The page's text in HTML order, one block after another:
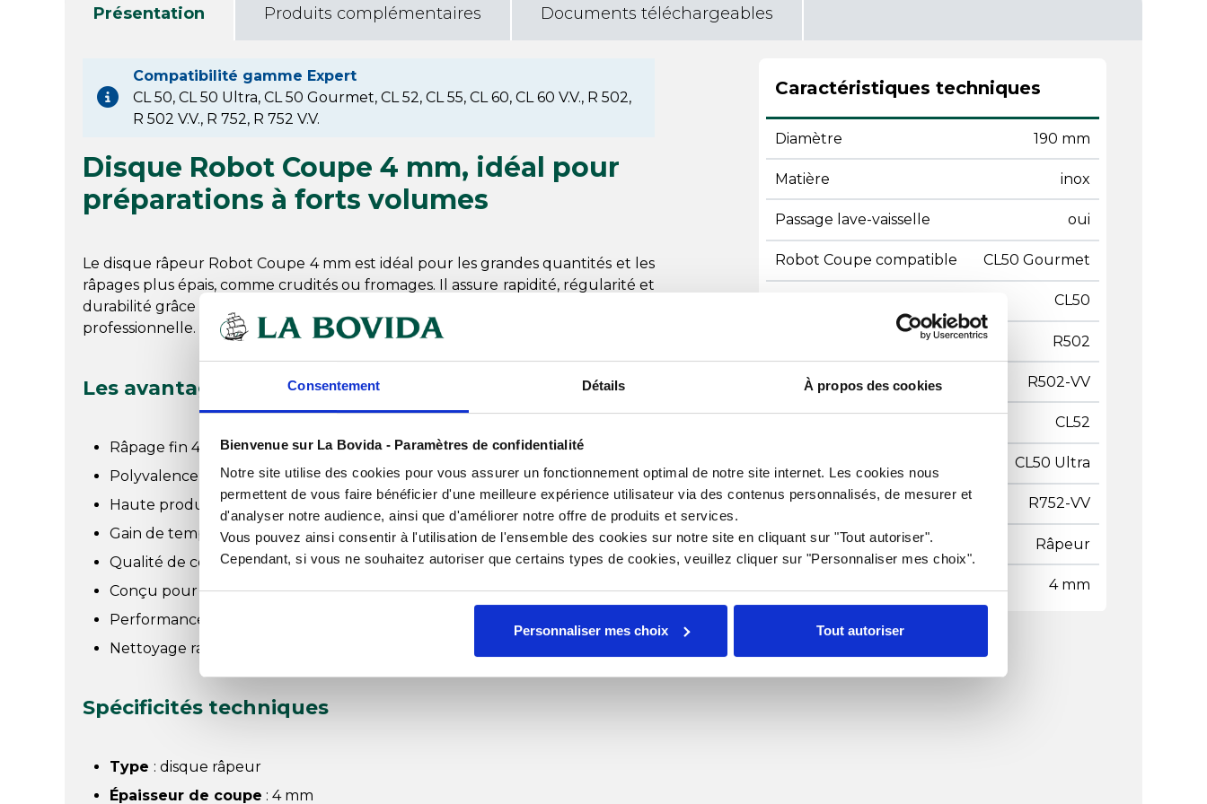
Consentement Détails À propos des cookies
Bienvenue sur La Bovida - Paramètres de confidentialité
Notre site utilise des cookies pour vous assurer un fonctionnement optimal de notre site internet. Les cookies nous
permettent de vous faire bénéficier d'une meilleure expérience utilisateur via des contenus personnalisés, de mesurer et
d'analyser notre audience, ainsi que d'améliorer notre offre de produits et services.
Vous pouvez ainsi consentir à l'utilisation de l'ensemble des cookies sur notre site en cliquant sur "Tout autoriser".
Cependant, si vous ne souhaitez autoriser que certains types de cookies, veuillez cliquer sur "Personnaliser mes choix".
Personnaliser mes choix Tout autoriser
Présentation Produits complémentaires Documents téléchargeables
Compatibilité gamme Expert
CL 50, CL 50 Ultra, CL 50 Gourmet, CL 52, CL 55, CL 60, CL 60 V.V., R 502,
R 502 V.V., R 752, R 752 V.V.
Disque Robot Coupe 4 mm, idéal pour
préparations à forts volumes
Le disque râpeur Robot Coupe 4 mm est idéal pour les grandes quantités et les
râpages plus épais, comme crudités ou fromages. Il assure rapidité, régularité et
durabilité grâce à sa conception en inox, pour une efficacité optimale en cuisine
professionnelle.
Les avantages du disque râpeur 4 mm Robot Coupe
Râpage fin 4 mm pour un rendu régulier
Polyvalence d'utilisation sur légumes, fruits et fromages
Haute productivité avec 5 kg de fromage râpé en 2 minutes
Gain de temps significatif en préparation de volumes importants
Qualité de coupe pour une présentation soignée
Conçu pour un usage intensif en environnement professionnel
Performance optimale avec les robots Robot Coupe
Nettoyage rapide compatible lave-vaisselle
Spécificités techniques
Type : disque râpeur
Épaisseur de coupe : 4 mm
Caractéristiques techniques
Diamètre 190 mm
Matière inox
Passage lave-vaisselle oui
Robot Coupe compatible CL50 Gourmet
CL50
Robot Coupe compatible R502
Robot Coupe compatible R502-VV
CL52
CL50 Ultra
Robot Coupe compatible R752-VV
Type de coupe Râpeur
4 mm